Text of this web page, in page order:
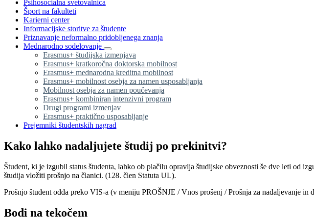
Psihosocialna svetovalnica
Šport na fakulteti
Karierni center
Informacijske storitve za študente
Priznavanje neformalno pridobljenega znanja
Mednarodno sodelovanje
Erasmus+ študijska izmenjava
Erasmus+ kratkoročna doktorska mobilnost
Erasmus+ mednarodna kreditna mobilnost
Erasmus+ mobilnost osebja za namen usposabljanja
Mobilnost osebja za namen poučevanja
Erasmus+ kombiniran intenzivni program
Drugi programi izmenjav
Erasmus+ praktično usposabljanje
Prejemniki študentskih nagrad
Kako lahko nadaljujete študij po prekinitvi?
Študent, ki je izgubil status študenta, lahko ob plačilu opravlja študijske obveznosti še dve leti od
študija vložiti prošnjo na članici. (128. člen Statuta UL).
Prošnjo študent odda preko VIS-a (v meniju PROŠNJE / Vnos prošenj / Prošnja za nadaljevanje in
Bodi na tekočem